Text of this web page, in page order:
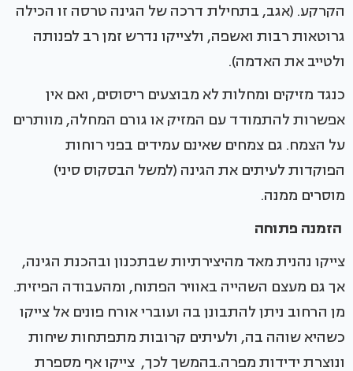
הקרקע. (אגב, בתחילת דרכה של הגינה טרסה זו הכילה
גרוטאות רבות ואשפה, ולצייקו נדרש זמן רב לפנותה
ולטייב את האדמה).
כנגד מזיקים ומחלות לא מבוצעים ריסוסים, ואם אין
אפשרות להתמודד עם המזיק או גורם המחלה, מוותרים
על הצמח. גם צמחים שאינם עמידים בפני רוחות
הפוקדות לעיתים את הגינה (למשל הבסקוס סיני)
מוסרים ממנה.
הזמנה פתוחה
צייקו נהנית מאד מהיצירתיות שבתכנון ובהכנת הגינה,
אך גם מעצם השהייה באוויר הפתוח, ומהעבודה הפיזית.
מן הרחוב ניתן להתבונן בה ועוברי אורח פונים אל צייקו
כשהיא שוהה בה, ולעיתים קרובות מתפתחות שיחות
ונוצרת ידידות מפרה.בהמשך לכך, צייקו אף מספרת